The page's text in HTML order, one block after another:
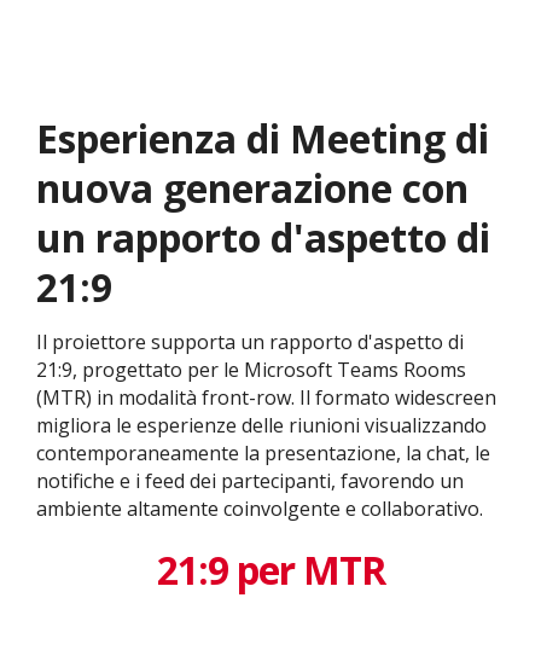
Esperienza di Meeting di
nuova generazione con
un rapporto d'aspetto di
21:9
Il proiettore supporta un rapporto d'aspetto di
21:9, progettato per le Microsoft Teams Rooms
(MTR) in modalità front-row. Il formato widescreen
migliora le esperienze delle riunioni visualizzando
contemporaneamente la presentazione, la chat, le
notifiche e i feed dei partecipanti, favorendo un
ambiente altamente coinvolgente e collaborativo.
21:9 per MTR